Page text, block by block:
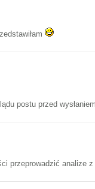
postu przed
przeprowadzić analize z